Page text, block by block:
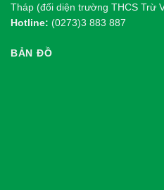
Tháp (đối diện trường THCS Trừ
Hotline: (0273)3 883 887
BẢN ĐỒ